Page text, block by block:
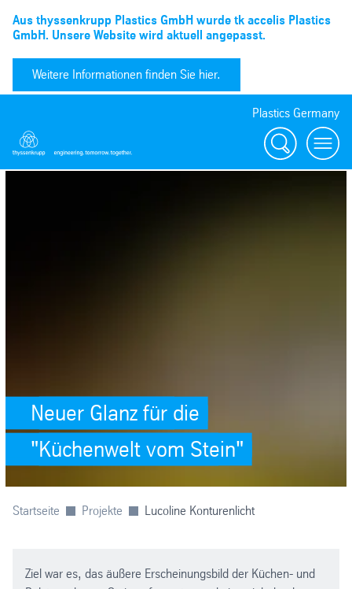
Aus thyssenkrupp Plastics GmbH wurde tk accelis Plastics
GmbH. Unsere Website wird aktuell angepasst.
Weitere Informationen finden Sie hier.
Plastics Germany
Suchen menu
Neuer Glanz für die
"Küchenwelt vom Stein"
Startseite Projekte Lucoline Konturenlicht
Ziel war es, das äußere Erscheinungsbild der Küchen- und